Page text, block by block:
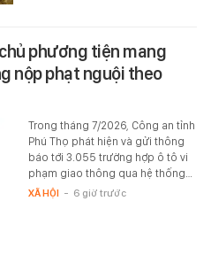
phương tiện mang
nộp phạt nguội theo
Trong tháng 7/2026, Công an tỉnh
Phú Thọ phát hiện và gửi thông
báo tới 3.055 trường hợp ô tô vi
phạm giao thông qua hệ thống…
XÃ HỘI - 6 giờ trước